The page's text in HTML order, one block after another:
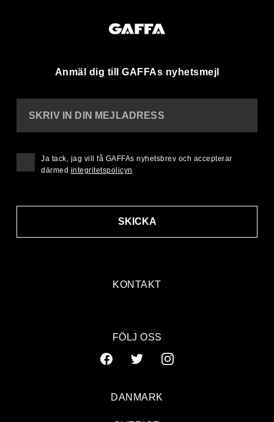
Anmäl dig till GAFFAs nyhetsmejl
KONTAKT
SKRIV IN DIN MEJLADRESS
SKICKA
Ja tack, jag vill få GAFFAs nyhetsbrev och accepterar
därmed integritetspolicyn
FÖLJ OSS
DANMARK